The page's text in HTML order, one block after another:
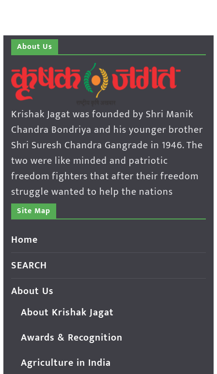
About Us
Krishak Jagat was founded by Shri Manik
Chandra Bondriya and his younger brother
Shri Suresh Chandra Gangrade in 1946. The
two were like minded and patriotic
freedom fighters that after their freedom
struggle wanted to help the nations
Site Map
Home
SEARCH
About Us
About Krishak Jagat
Awards & Recognition
Agriculture in India